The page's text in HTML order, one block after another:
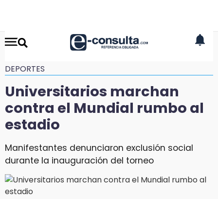
DEPORTES
Universitarios marchan
contra el Mundial rumbo al
estadio
Manifestantes denunciaron exclusión social
durante la inauguración del torneo